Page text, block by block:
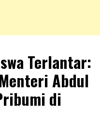
Terlantar:
Abdul
di